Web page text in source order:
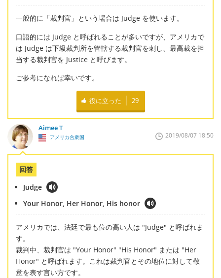
一般的に「裁判官」という場合は Judge を使います。
口語的には Judge と呼ばれることが多いですが、アメリカで
は Judge は下級裁判所を管轄する裁判官を刺し、最高裁を担
当する裁判官を Justice と呼びます。
ご参考になれば幸いです。
役に立った 29
Aimee T
アメリカ合衆国 2019/08/07 18:50
回答
Judge
Your Honor, Her Honor, His honor
アメリカでは、法廷で最も位の高い人は "Judge" と呼ばれま
す。
裁判中、裁判官は "Your Honor" "His Honor" または "Her
Honor" と呼ばれます。これは裁判官とその地位に対して敬
意を表す言い方です。